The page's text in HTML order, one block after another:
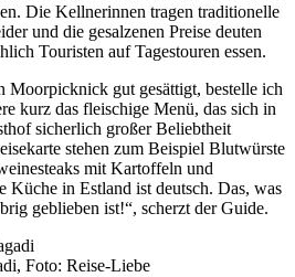
Die Kellnerinnen tragen traditionelle
und die gesalzenen Preise deuten
Touristen auf Tagestouren essen.
Moorpicknick gut gesättigt, bestelle ich
kurz das fleischige Menü, das sich in
sicherlich großer Beliebtheit
stehen zum Beispiel Blutwürste
mit Kartoffeln und
Küche in Estland ist deutsch. Das, was
geblieben ist!“, scherzt der Guide.
Foto: Reise-Liebe